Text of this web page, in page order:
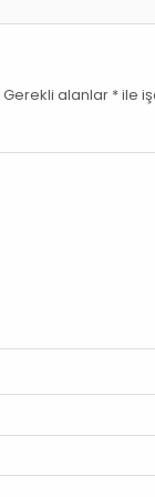
Gerekli alanlar *ile